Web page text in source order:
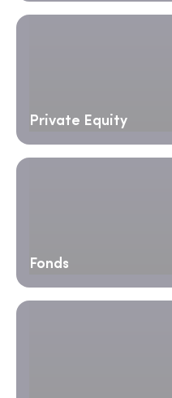
Private Equity
Fonds